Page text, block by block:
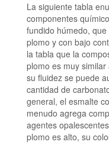
La siguiente tabla
componentes
fundido húmedo,
plomo y con bajo
la tabla que la
plomo es muy
su fluidez se puede
cantidad de
general, el esmalte
menudo agrega
agentes
plomo es alto, su